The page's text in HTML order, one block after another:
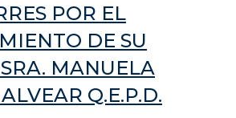
POR EL
DE SU
MANUELA
Q.E.P.D.